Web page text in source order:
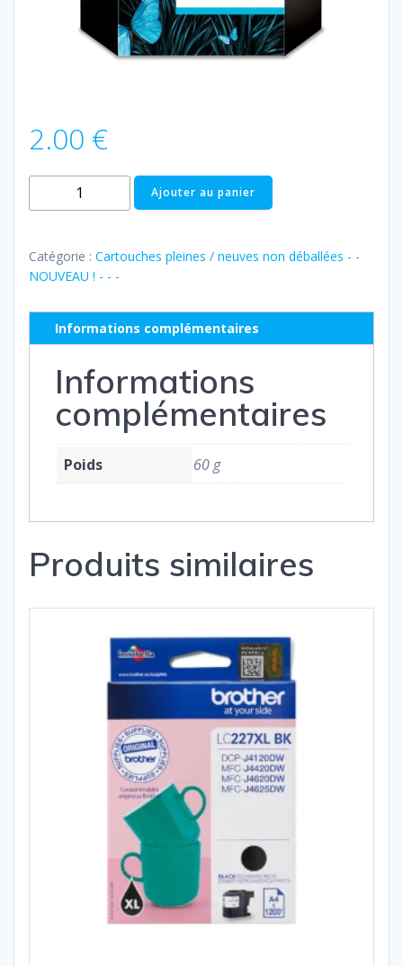
2.00 €
quantité
de
:
HP
C9352AE
Ajouter au panier
Catégorie : Cartouches pleines / neuves non déballées - -
NOUVEAU ! - - -
Informations complémentaires
Informations
complémentaires
Poids 60 g
Produits similaires